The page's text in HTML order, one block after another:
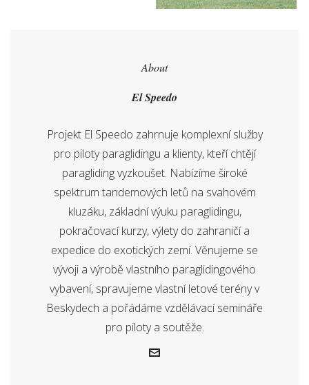
About
El Speedo
Projekt El Speedo zahrnuje komplexní služby
pro piloty paraglidingu a klienty, kteří chtějí
paragliding vyzkoušet. Nabízíme široké
spektrum tandemových letů na svahovém
kluzáku, základní výuku paraglidingu,
pokračovací kurzy, výlety do zahraničí a
expedice do exotických zemí. Věnujeme se
vývoji a výrobě vlastního paraglidingového
vybavení, spravujeme vlastní letové terény v
Beskydech a pořádáme vzdělávací semináře
pro piloty a soutěže.